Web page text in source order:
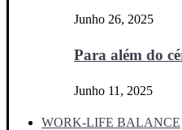
Junho 26, 2025
Para além do
Junho 11, 2025
WORK-LIFE BALANCE